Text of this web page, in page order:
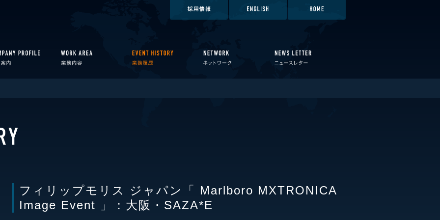
フィリップモリス ジャパン「 Marlboro MXTRONICA
Image Event 」：大阪・SAZA*E